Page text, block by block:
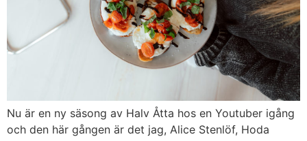
Nu är en ny säsong av Halv Åtta hos en Youtuber igång
och den här gången är det jag, Alice Stenlöf, Hoda